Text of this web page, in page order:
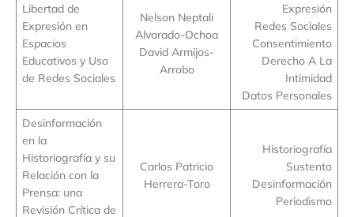
Libertad de
Expresión en
Espacios
Educativos y Uso
de Redes Sociales
Nelson Neptali
Alvarado-Ochoa
David Armijos-
Arrobo
Expresión
Redes Sociales
Consentimiento
Derecho A La
Intimidad
Datos Personales
Desinformación
en la
Historiografía y su
Relación con la
Prensa: una
Revisión Crítica de
Carlos Patricio
Herrera-Toro
Historiografía
Sustento
Desinformación
Periodismo